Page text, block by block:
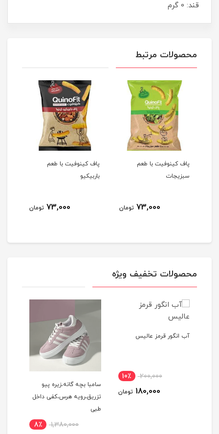
قند: 0 گرم
محصولات مرتبط
پاف کینوفیت با طعم
سبزیجات
73,000 تومان
پاف کینوفیت با طعم
باربیکیو
73,000 تومان
محصولات تخفیف ویژه
آب انگور قرمز عالیس
200,000 10٪
180,000 تومان
سامبا بچه گانه،زیره پیو
تزریق،رویه هرس،کفی داخل
طبی
1,380,000 8٪